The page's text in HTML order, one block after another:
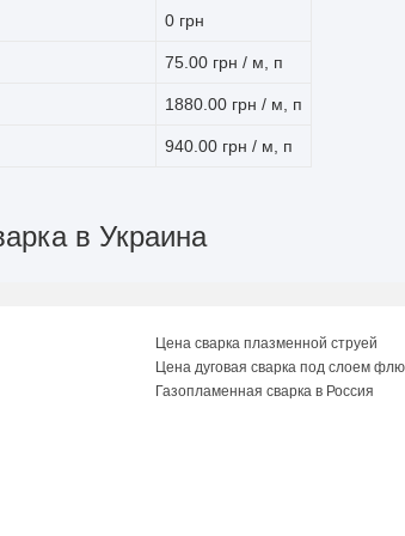
0 грн
75.00 грн / м, п
1880.00 грн / м, п
940.00 грн / м, п
в Украина
Цена сварка плазменной струей
Цена дуговая сварка под слоем
Газопламенная сварка в Россия